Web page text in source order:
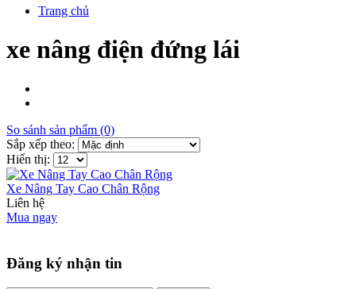
Trang chủ
xe nâng điện đứng lái
So sánh sản phẩm (0)
Sắp xếp theo:
Hiển thị:
Xe Nâng Tay Cao Chân Rộng
Liên hệ
Mua ngay
Đăng ký nhận tin